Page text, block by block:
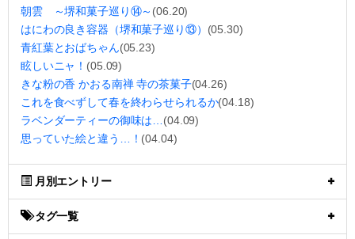
朝雲 ～堺和菓子巡り⑭～ (06.20)
はにわの良き容器（堺和菓子巡り⑬） (05.30)
青紅葉とおばちゃん(05.23)
眩しいニャ！ (05.09)
きな粉の香 かおる南禅 寺の茶菓子(04.26)
これを食べずして春を終わらせられるか(04.18)
ラベンダーティーの御味は… (04.09)
思っていた絵と違う…！ (04.04)
月別エントリー
タグ一覧